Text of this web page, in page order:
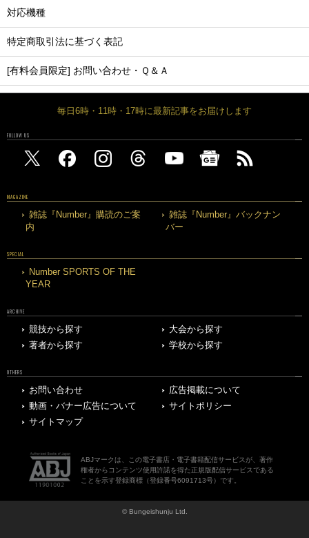
対応機種
特定商取引法に基づく表記
[有料会員限定] お問い合わせ・Ｑ＆Ａ
毎日6時・11時・17時に最新記事をお届けします
FOLLOW US
MAGAZINE
雑誌『Number』購読のご案
内
雑誌『Number』バックナン
バー
SPECIAL
Number SPORTS OF THE
YEAR
ARCHIVE
競技から探す
大会から探す
著者から探す
学校から探す
OTHERS
お問い合わせ
広告掲載について
動画・バナー広告について
サイトポリシー
サイトマップ
ABJマークは、この電子書店・電子書籍配信サービスが、著作
権者からコンテンツ使用許諾を得た正規版配信サービスである
ことを示す登録商標（登録番号6091713号）です。
© Bungeishunju Ltd.